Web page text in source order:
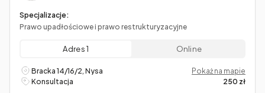
Specjalizacje:
Prawo upadłościowe i prawo restrukturyzacyjne
Adres 1 Online
Bracka 14/16/2, Nysa
Pokaż na mapie
Konsultacja
250 zł